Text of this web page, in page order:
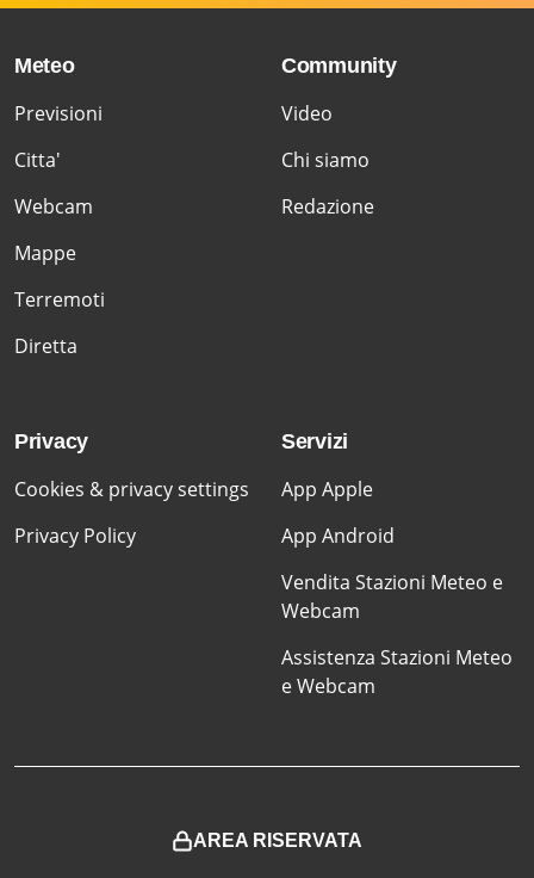
Meteo
Previsioni
Citta'
Webcam
Mappe
Terremoti
Diretta
Community
Video
Chi siamo
Redazione
Privacy
Cookies & privacy settings
Privacy Policy
Servizi
App Apple
App Android
Vendita Stazioni Meteo e
Webcam
Assistenza Stazioni Meteo
e Webcam
AREA RISERVATA